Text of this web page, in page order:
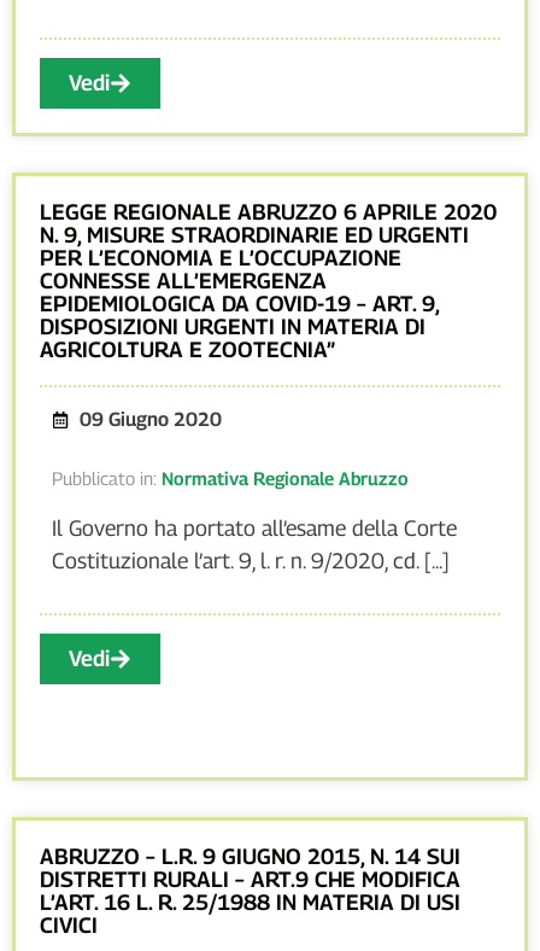
Vedi
LEGGE REGIONALE ABRUZZO 6 APRILE 2020
N. 9, MISURE STRAORDINARIE ED URGENTI
PER L’ECONOMIA E L’OCCUPAZIONE
CONNESSE ALL’EMERGENZA
EPIDEMIOLOGICA DA COVID-19 – ART. 9,
DISPOSIZIONI URGENTI IN MATERIA DI
AGRICOLTURA E ZOOTECNIA”
09 Giugno 2020
Pubblicato in: Normativa Regionale Abruzzo
Il Governo ha portato all’esame della Corte
Costituzionale l’art. 9, l. r. n. 9/2020, cd. [...]
Vedi
ABRUZZO – L.R. 9 GIUGNO 2015, N. 14 SUI
DISTRETTI RURALI – ART.9 CHE MODIFICA
L’ART. 16 L. R. 25/1988 IN MATERIA DI USI
CIVICI